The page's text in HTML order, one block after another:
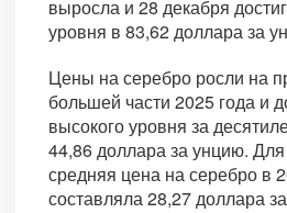
выросла и 28 декабря
уровня в 83,62 доллара за
Цены на серебро росли на
большей части 2025 года и
высокого уровня за
44,86 доллара за унцию.
средняя цена на серебро в
составляла 28,27 доллара